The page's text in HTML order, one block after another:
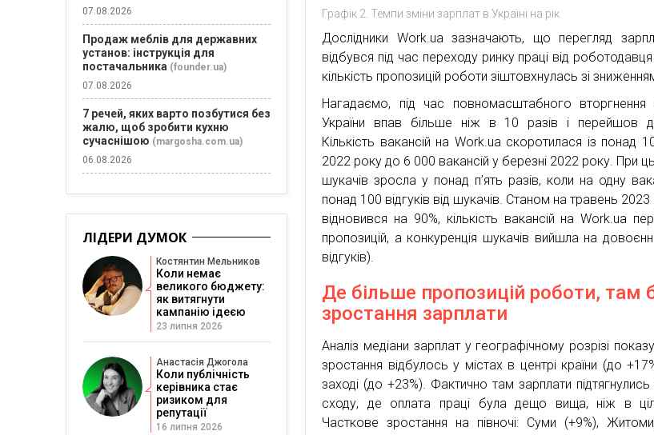
Графік 2. Темпи зміни зарплат в Україні на рік
Дослідники Work.ua зазначають, що перегляд
відбувся під час переходу ринку праці від
кількість пропозицій роботи зіштовхнулась зі
Нагадаємо, під час повномасштабного
України впав більше ніж в 10 разів і перейшов
Кількість вакансій на Work.ua скоротилася із понад
2022 року до 6 000 вакансій у березні 2022 року. При
шукачів зросла у понад п’ять разів, коли на одну
понад 100 відгуків від шукачів. Станом на травень
відновився на 90%, кількість вакансій на Work.ua
пропозицій, а конкуренція шукачів вийшла на
відгуків).
Де більше пропозицій роботи, там
зростання зарплати
Аналіз медіани зарплат у географічному розрізі
зростання відбулось у містах в центрі країни (до
заході (до +23%). Фактично там зарплати підтягнулись
сходу, де оплата праці була дещо вища, ніж в
Часткове зростання на півночі: Суми (+9%),
07.08.2026
Продаж меблів для державних
установ: інструкція для
постачальника (founder.ua)
07.08.2026
7 речей, яких варто позбутися без
жалю, щоб зробити кухню
сучаснішою (margosha.com.ua)
06.08.2026
ЛІДЕРИ ДУМОК
Костянтин Мельников
Коли немає
великого бюджету:
як витягнути
кампанію ідеєю
23 липня 2026
Анастасія Джогола
Коли публічність
керівника стає
ризиком для
репутації
16 липня 2026